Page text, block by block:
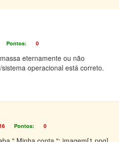
Pontos: 0
eternamente ou não
operacional está correto.
Pontos: 0